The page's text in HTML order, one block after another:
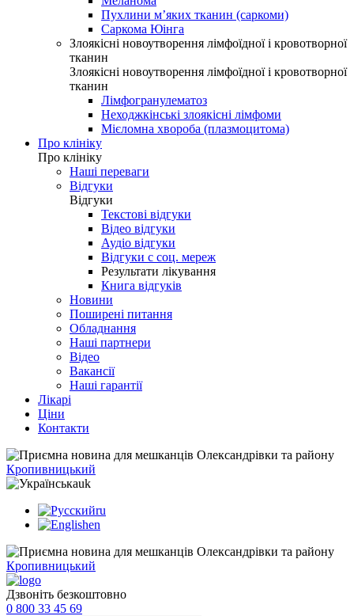
Пухлини м’яких тканин (саркоми)
Саркома Юінга
Злоякісні новоутворення лімфоїдної і кровотворної
тканин
Злоякісні новоутворення лімфоїдної і кровотворної
тканин
Лімфогранулематоз
Неходжкінські злоякісні лімфоми
Мієломна хвороба (плазмоцитома)
Про клініку
Про клініку
Наші переваги
Відгуки
Відгуки
Текстові відгуки
Відео відгуки
Аудіо відгуки
Відгуки с соц. мереж
Результати лікування
Книга відгуків
Новини
Поширені питання
Обладнання
Наші партнери
Відео
Вакансії
Наші гарантії
Лікарі
Ціни
Контакти
Кропивницький
uk
ru
en
Кропивницький
Дзвоніть безкоштовно
0 800 33 45 69